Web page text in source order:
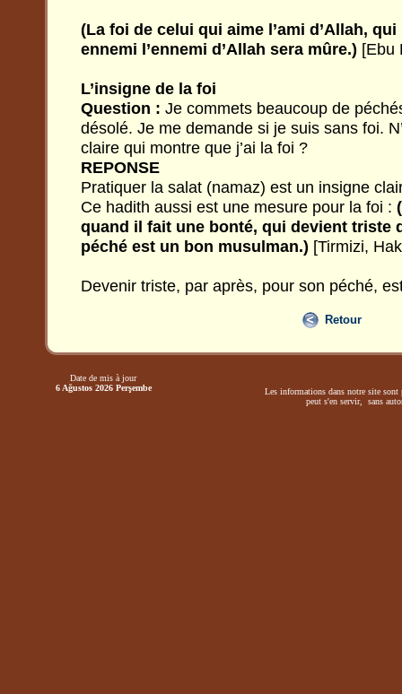
(La foi de celui qui aime l’ami d’Allah,
ennemi l’ennemi d’Allah sera mûre.) [Ebu
L’insigne de la foi
Question : Je commets beaucoup de
désolé. Je me demande si je suis sans foi.
claire qui montre que j’ai la foi ?
REPONSE
Pratiquer la salat (namaz) est un insigne
Ce hadith aussi est une mesure pour la foi :
quand il fait une bonté, qui devient triste
péché est un bon musulman.) [Tirmizi,
Devenir triste, par après, pour son péché,
Retour
Date de mis à jour
6 Ağustos 2026 Perşembe
Les informations dans notre site
peut s'en servir, sans